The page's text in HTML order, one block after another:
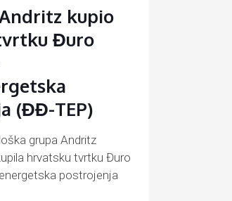
kupio
Đuro
(ĐĐ-TEP)
grupa Andritz
hrvatsku tvrtku Đuro
postrojenja